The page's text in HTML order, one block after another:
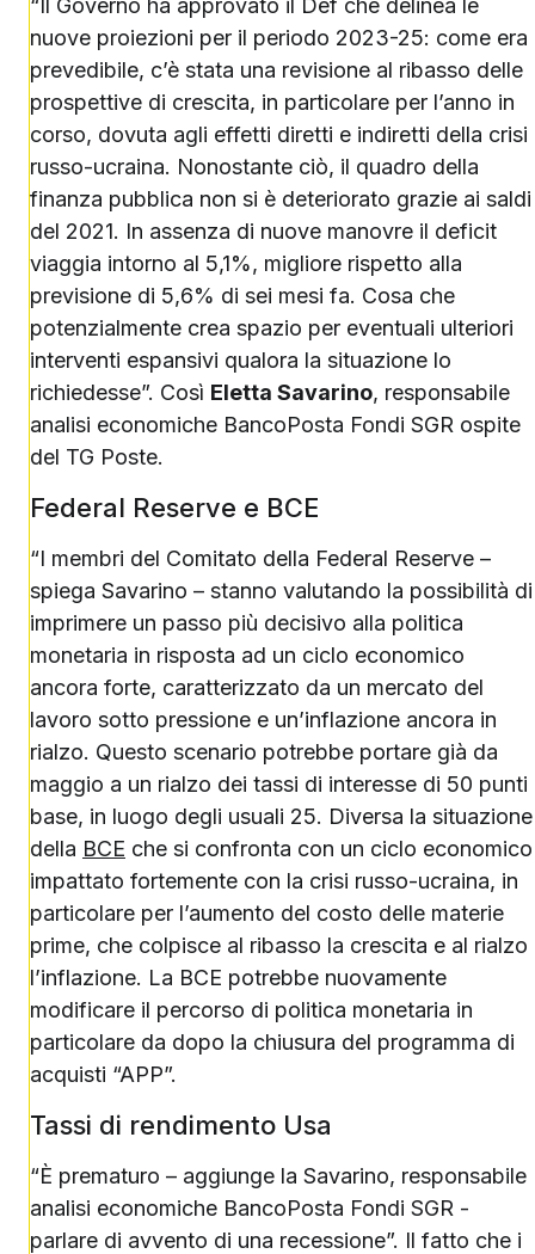
“Il Governo ha approvato il Def che delinea le
nuove proiezioni per il periodo 2023-25: come era
prevedibile, c’è stata una revisione al ribasso delle
prospettive di crescita, in particolare per l’anno in
corso, dovuta agli effetti diretti e indiretti della crisi
russo-ucraina. Nonostante ciò, il quadro della
finanza pubblica non si è deteriorato grazie ai saldi
del 2021. In assenza di nuove manovre il deficit
viaggia intorno al 5,1%, migliore rispetto alla
previsione di 5,6% di sei mesi fa. Cosa che
potenzialmente crea spazio per eventuali ulteriori
interventi espansivi qualora la situazione lo
richiedesse”. Così Eletta Savarino, responsabile
analisi economiche BancoPosta Fondi SGR ospite
del TG Poste.
Federal Reserve e BCE
“I membri del Comitato della Federal Reserve –
spiega Savarino – stanno valutando la possibilità di
imprimere un passo più decisivo alla politica
monetaria in risposta ad un ciclo economico
ancora forte, caratterizzato da un mercato del
lavoro sotto pressione e un’inflazione ancora in
rialzo. Questo scenario potrebbe portare già da
maggio a un rialzo dei tassi di interesse di 50 punti
base, in luogo degli usuali 25. Diversa la situazione
della BCE che si confronta con un ciclo economico
impattato fortemente con la crisi russo-ucraina, in
particolare per l’aumento del costo delle materie
prime, che colpisce al ribasso la crescita e al rialzo
l’inflazione. La BCE potrebbe nuovamente
modificare il percorso di politica monetaria in
particolare da dopo la chiusura del programma di
acquisti “APP”.
Tassi di rendimento Usa
“È prematuro – aggiunge la Savarino, responsabile
analisi economiche BancoPosta Fondi SGR -
parlare di avvento di una recessione”. Il fatto che i